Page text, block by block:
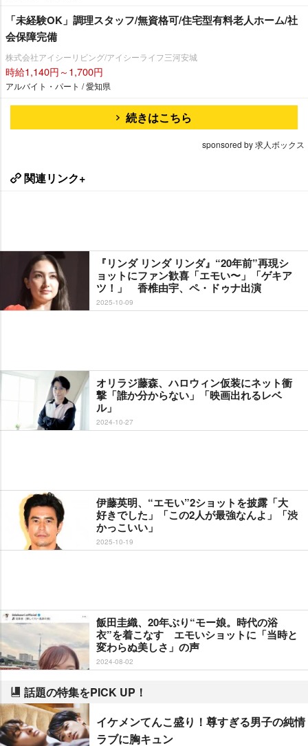
「未経験OK」調理スタッフ/無資格可/住宅型有料老人ホーム/社
会保障完備
株式会社アイシーリビング/アイシーライフ三河安城
時給1,140円～1,700円
アルバイト・パート / 愛知県
続きはこちら
sponsored by 求人ボックス
関連リンク+
『リンダ リンダ リンダ』“20年前”再現シ
ョットにファン歓喜「エモい〜」「ゲキア
ツ！」 香椎由宇、ペ・ドゥナ出演
2025-10-09
オリラジ藤森、ハロウィン仮装にネット衝
撃「誰か分からない」「映画出れるレベ
ル」
2024-10-27
伊藤英明、“エモい”2ショットを披露「大
好きでした」「この2人が最強なんよ」「渋
かっこいい」
2025-10-19
飯田圭織、20年ぶり“モー娘。時代の浴
衣”を着こなす エモいショットに「当時と
変わらぬ美しさ」の声
2024-08-02
話題の特集をPICK UP！
イケメンてんこ盛り！尊すぎる男子の純情
ラブに胸キュン